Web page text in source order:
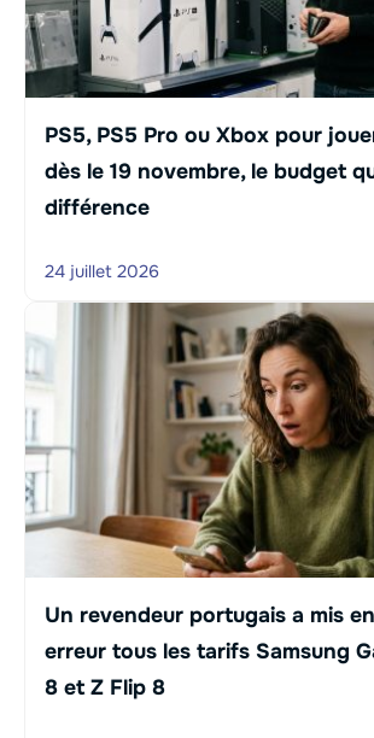
PS5, PS5 Pro ou Xbox pour
dès le 19 novembre, le budget
différence
24 juillet 2026
Un revendeur portugais a mis
erreur tous les tarifs Samsung
8 et Z Flip 8